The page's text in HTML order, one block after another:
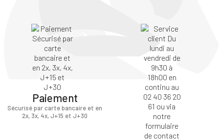
Paiement
Sécurisé par carte bancaire et en
2x, 3x, 4x, J+15 et J+30